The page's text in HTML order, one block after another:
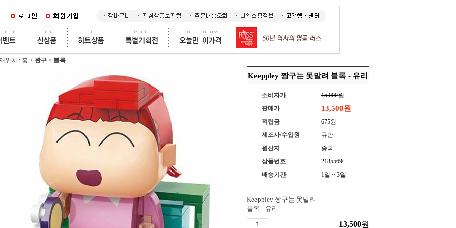
위치 : 홈 > 완구> 블록
Keeppley 짱구는 못말려 블록 - 유리
소비자가 15,000원
판매가
13,500원
적립금
675원
제조사/수입원
큐만
원산지
중국
상품번호
2185569
배송기간
1일 ~ 3일
Keeppley 짱구는 못말려
블록 - 유리
13,500원